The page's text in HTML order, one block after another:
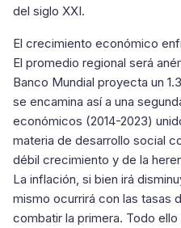
del siglo XXI.
El crecimiento económico
El promedio regional será
Banco Mundial proyecta un
se encamina así a una
económicos (2014-2023)
materia de desarrollo social
débil crecimiento y de la
La inflación, si bien irá
mismo ocurrirá con las tasas
combatir la primera. Todo